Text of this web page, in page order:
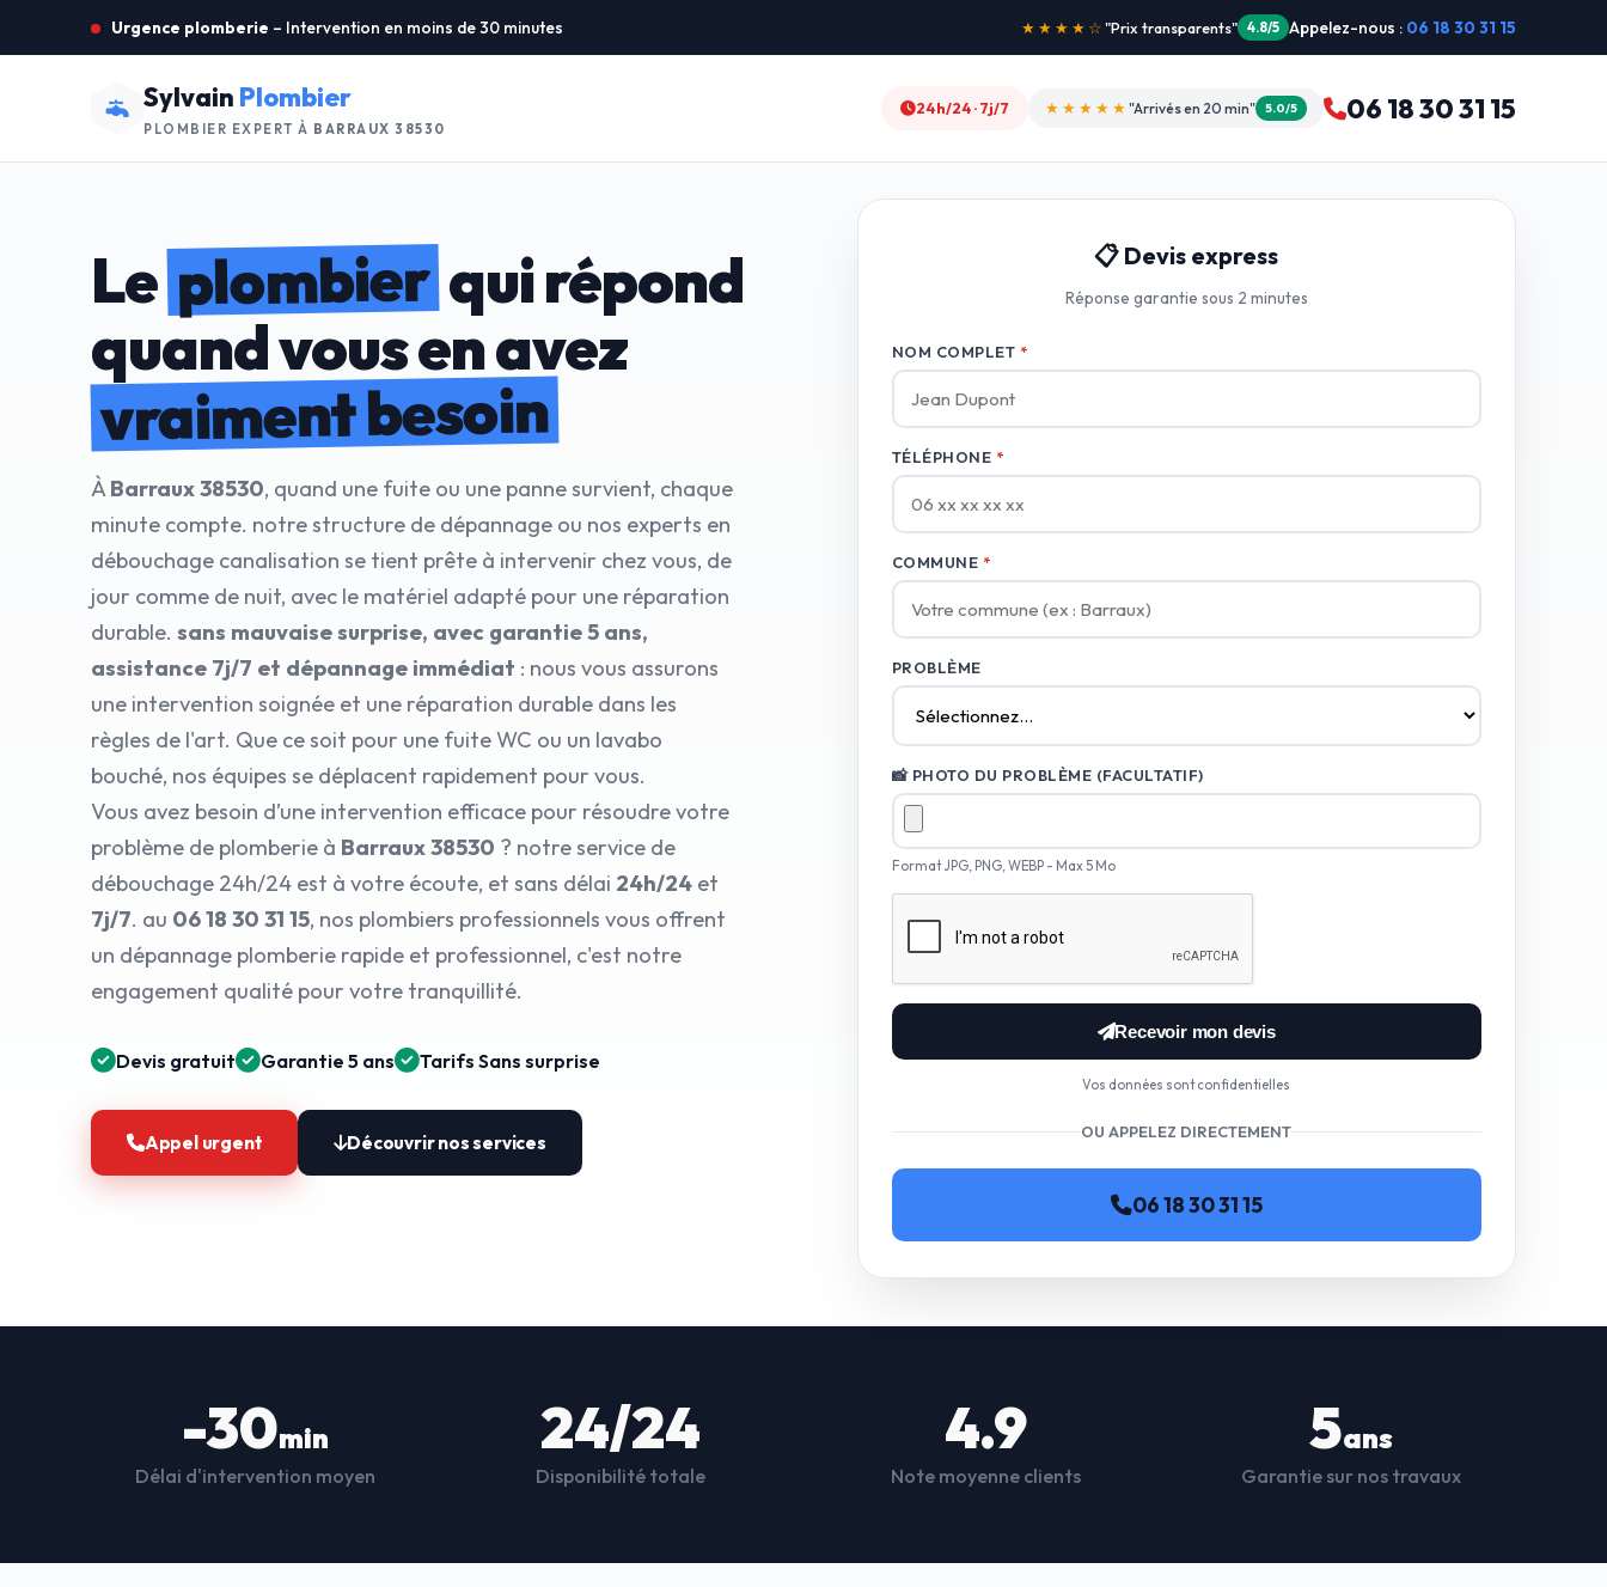
Urgence plomberie – Intervention en moins de 30 minutes ★★★★★ "Intervention dimanche" 5.0/5 Appelez-nous : 06 18 30 31 15
Sylvain Plombier
PLOMBIER EXPERT À BARRAUX 38530
24h/24 · 7j/7 ★★★★★ "Arrivés en 20 min" 5.0/5 06 18 30 31 15
Leplombierqui répond
quand vous en avez
vraiment besoin
ÀBarraux 38530, quand une fuite ou une panne survient, chaque
minute compte. notre structure de dépannage ou nos experts en
débouchage canalisation se tient prête à intervenir chez vous, de
jour comme de nuit, avec le matériel adapté pour une réparation
durable. sans mauvaise surprise, avec garantie 5 ans,
assistance 7j/7 et dépannage immédiat : nous vous assurons
une intervention soignée et une réparation durable dans les
règles de l'art. Que ce soit pour une fuite WC ou un lavabo
bouché, nos équipes se déplacent rapidement pour vous.
Vous avez besoin d’une intervention efficace pour résoudre votre
problème de plomberie à Barraux 38530 ? notre service de
débouchage 24h/24 est à votre écoute, et sans délai 24h/24 et
7j/7. au 06 18 30 31 15, nos plombiers professionnels vous offrent
un dépannage plomberie rapide et professionnel, c'est notre
engagement qualité pour votre tranquillité.
Devis gratuit Garantie 5 ans Tarifs Sans surprise
Appel urgent Découvrir nos services
📋 Devis express
Réponse garantie sous 2 minutes
NOM COMPLET *
TÉLÉPHONE *
COMMUNE *
PROBLÈME
📸 PHOTO DU PROBLÈME (FACULTATIF)
Format JPG, PNG, WEBP - Max 5 Mo
Recevoir mon devis
Vos données sont confidentielles
OU APPELEZ DIRECTEMENT
06 18 30 31 15
-30min
Délai d'intervention moyen
24/24
Disponibilité totale
4.9
Note moyenne clients
5ans
Garantie sur nos travaux